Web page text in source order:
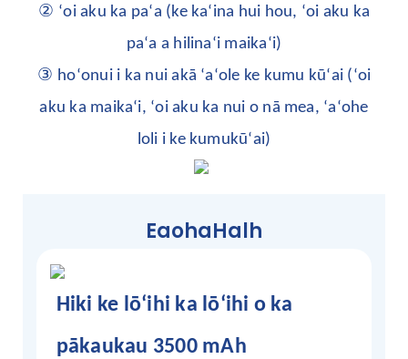
② ʻoi aku ka paʻa (ke kaʻina hui hou, ʻoi aku ka
paʻa a hilinaʻi maikaʻi)
③ hoʻonui i ka nui akā ʻaʻole ke kumu kūʻai (ʻoi
aku ka maikaʻi, ʻoi aku ka nui o nā mea, ʻaʻohe
loli i ke kumukūʻai)
EaohaHalh
Hiki ke lōʻihi ka lōʻihi o ka
pākaukau 3500 mAh